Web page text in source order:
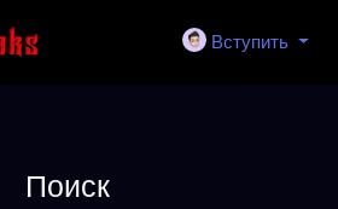
Вступить
Поиск